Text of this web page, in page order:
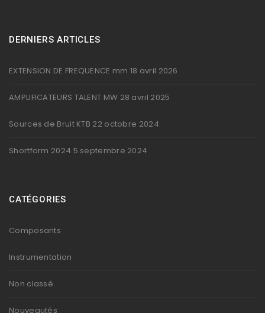
DERNIERS ARTICLES
EXTENSION DE FREQUENCE mm 18 avril 2026
AMPLIFICATEURS TALENT MW 28 avril 2025
Sources de Bruit KTB 22 octobre 2024
Shortform 2024 5 septembre 2024
CATÉGORIES
Composants
Instrumentation
Non classé
Nouveautés